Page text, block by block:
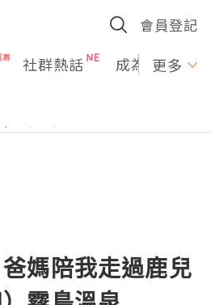
會員登記
社群熱話 成為U更多
媽陪我走過鹿兒